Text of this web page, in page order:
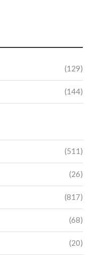
(129)
(144)
(511)
(26)
(817)
(68)
(20)